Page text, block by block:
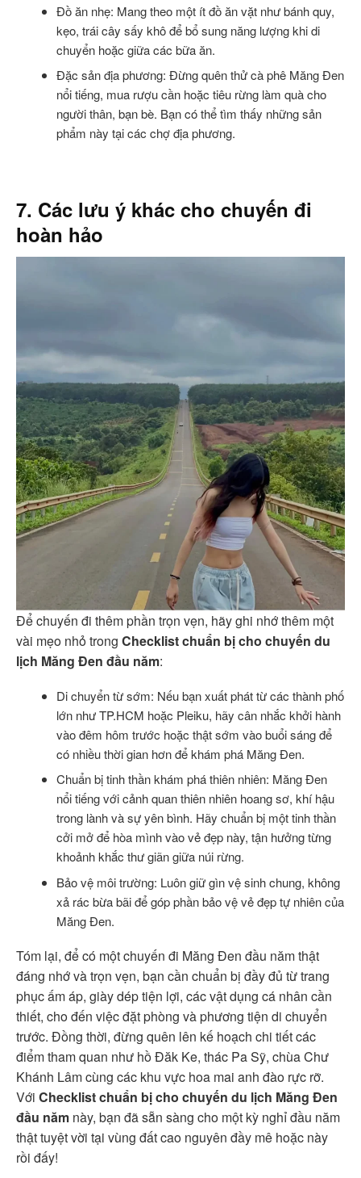
Đồ ăn nhẹ: Mang theo một ít đồ ăn vặt như bánh quy,
kẹo, trái cây sấy khô để bổ sung năng lượng khi di
chuyển hoặc giữa các bữa ăn.
Đặc sản địa phương: Đừng quên thử cà phê Măng Đen
nổi tiếng, mua rượu cần hoặc tiêu rừng làm quà cho
người thân, bạn bè. Bạn có thể tìm thấy những sản
phẩm này tại các chợ địa phương.
7. Các lưu ý khác cho chuyến đi
hoàn hảo
Để chuyến đi thêm phần trọn vẹn, hãy ghi nhớ thêm một
vài mẹo nhỏ trong Checklist chuẩn bị cho chuyến du
lịch Măng Đen đầu năm:
Di chuyển từ sớm: Nếu bạn xuất phát từ các thành phố
lớn như TP.HCM hoặc Pleiku, hãy cân nhắc khởi hành
vào đêm hôm trước hoặc thật sớm vào buổi sáng để
có nhiều thời gian hơn để khám phá Măng Đen.
Chuẩn bị tinh thần khám phá thiên nhiên: Măng Đen
nổi tiếng với cảnh quan thiên nhiên hoang sơ, khí hậu
trong lành và sự yên bình. Hãy chuẩn bị một tinh thần
cởi mở để hòa mình vào vẻ đẹp này, tận hưởng từng
khoảnh khắc thư giãn giữa núi rừng.
Bảo vệ môi trường: Luôn giữ gìn vệ sinh chung, không
xả rác bừa bãi để góp phần bảo vệ vẻ đẹp tự nhiên của
Măng Đen.
Tóm lại, để có một chuyến đi Măng Đen đầu năm thật
đáng nhớ và trọn vẹn, bạn cần chuẩn bị đầy đủ từ trang
phục ấm áp, giày dép tiện lợi, các vật dụng cá nhân cần
thiết, cho đến việc đặt phòng và phương tiện di chuyển
trước. Đồng thời, đừng quên lên kế hoạch chi tiết các
điểm tham quan như hồ Đăk Ke, thác Pa Sỹ, chùa Chư
Khánh Lâm cùng các khu vực hoa mai anh đào rực rỡ.
Với Checklist chuẩn bị cho chuyến du lịch Măng Đen
đầu năm này, bạn đã sẵn sàng cho một kỳ nghỉ đầu năm
thật tuyệt vời tại vùng đất cao nguyên đầy mê hoặc này
rồi đấy!